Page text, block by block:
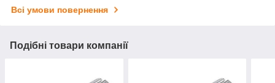
Всі умови повернення
Подібні товари компанії